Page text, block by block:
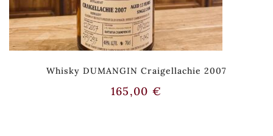
Whisky DUMANGIN Craigellachie 2007
165,00€